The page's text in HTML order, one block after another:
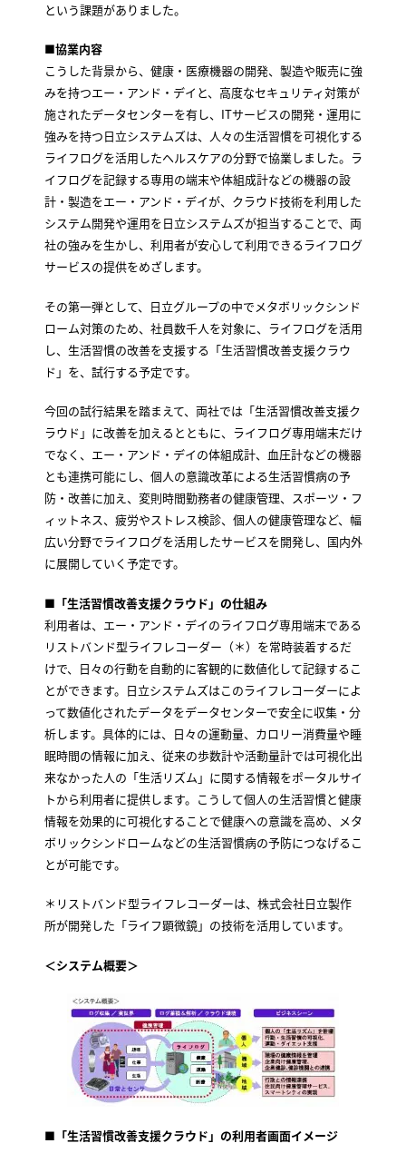
という課題がありました。
■協業内容
こうした背景から、健康・医療機器の開発、製造や販売に強
みを持つエー・アンド・デイと、高度なセキュリティ対策が
施されたデータセンターを有し、ITサービスの開発・運用に
強みを持つ日立システムズは、人々の生活習慣を可視化する
ライフログを活用したヘルスケアの分野で協業しました。ラ
イフログを記録する専用の端末や体組成計などの機器の設
計・製造をエー・アンド・デイが、クラウド技術を利用した
システム開発や運用を日立システムズが担当することで、両
社の強みを生かし、利用者が安心して利用できるライフログ
サービスの提供をめざします。
その第一弾として、日立グループの中でメタボリックシンド
ローム対策のため、社員数千人を対象に、ライフログを活用
し、生活習慣の改善を支援する「生活習慣改善支援クラウ
ド」を、試行する予定です。
今回の試行結果を踏まえて、両社では「生活習慣改善支援ク
ラウド」に改善を加えるとともに、ライフログ専用端末だけ
でなく、エー・アンド・デイの体組成計、血圧計などの機器
とも連携可能にし、個人の意識改革による生活習慣病の予
防・改善に加え、変則時間勤務者の健康管理、スポーツ・フ
ィットネス、疲労やストレス検診、個人の健康管理など、幅
広い分野でライフログを活用したサービスを開発し、国内外
に展開していく予定です。
■「生活習慣改善支援クラウド」の仕組み
利用者は、エー・アンド・デイのライフログ専用端末である
リストバンド型ライフレコーダー（＊）を常時装着するだ
けで、日々の行動を自動的に客観的に数値化して記録するこ
とができます。日立システムズはこのライフレコーダーによ
って数値化されたデータをデータセンターで安全に収集・分
析します。具体的には、日々の運動量、カロリー消費量や睡
眠時間の情報に加え、従来の歩数計や活動量計では可視化出
来なかった人の「生活リズム」に関する情報をポータルサイ
トから利用者に提供します。こうして個人の生活習慣と健康
情報を効果的に可視化することで健康への意識を高め、メタ
ボリックシンドロームなどの生活習慣病の予防につなげるこ
とが可能です。
＊リストバンド型ライフレコーダーは、株式会社日立製作
所が開発した「ライフ顕微鏡」の技術を活用しています。
＜システム概要＞
■「生活習慣改善支援クラウド」の利用者画面イメージ